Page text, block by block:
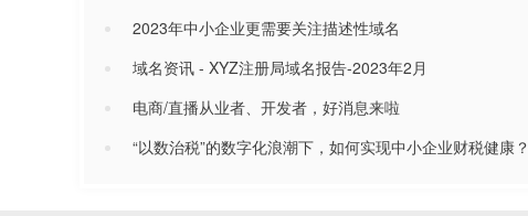
2023年中小企业更需要关注描述性域名
域名资讯 - XYZ注册局域名报告-2023年2月
电商/直播从业者、开发者，好消息来啦
“以数治税”的数字化浪潮下，如何实现中小企业财税健康？